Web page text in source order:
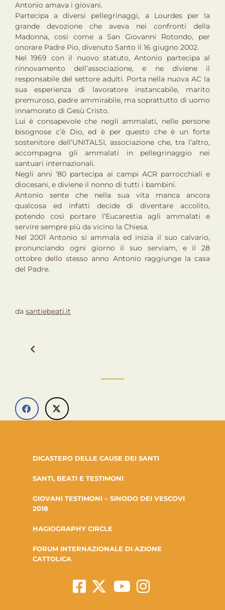
Antonio amava i giovani.
Partecipa a diversi pellegrinaggi, a Lourdes per la
grande devozione che aveva nei confronti della
Madonna, cosi come a San Giovanni Rotondo, per
onorare Padre Pio, divenuto Santo il 16 giugno 2002.
Nel 1969 con il nuovo statuto, Antonio partecipa al
rinnovamento dell’associazione, e ne diviene il
responsabile del settore adulti. Porta nella nuova AC la
sua esperienza di lavoratore instancabile, marito
premuroso, padre ammirabile, ma soprattutto di uomo
innamorato di Gesù Cristo.
Lui è consapevole che negli ammalati, nelle persone
bisognose c’è Dio, ed è per questo che è un forte
sostenitore dell’UNITALSI, associazione che, tra l’altro,
accompagna gli ammalati in pellegrinaggio nei
santuari internazionali.
Negli anni ‘80 partecipa ai campi ACR parrocchiali e
diocesani, e diviene il nonno di tutti i bambini.
Antonio sente che nella sua vita manca ancora
qualcosa ed infatti decide di diventare accolito,
potendo così portare l’Eucarestia agli ammalati e
servire sempre più da vicino la Chiesa.
Nel 2001 Antonio si ammala ed inizia il suo calvario,
pronunciando ogni giorno il suo serviam, e il 28
ottobre dello stesso anno Antonio raggiunge la casa
del Padre.
da santiebeati.it
DICASTERO DELLE CAUSE DEI SANTI
SANTI, BEATI E TESTIMONI
GIOVANI TESTIMONI – SINODO DEI VESCOVI
2018
HAGIOGRAPHY CIRCLE
FORUM INTERNAZIONALE DI AZIONE
CATTOLICA